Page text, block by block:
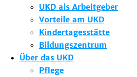
UKD als Arbeitgeber
Vorteile am UKD
Kindertagesstätte
Bildungszentrum
Über das UKD
Pflege